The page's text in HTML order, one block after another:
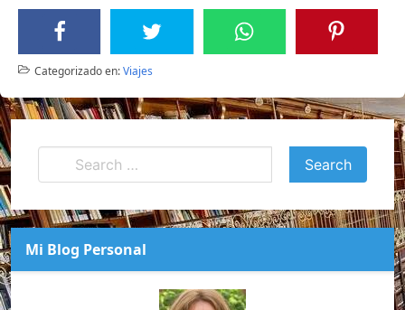
Categorizado en:Viajes
Mi Blog Personal